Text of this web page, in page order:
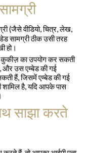
(जैसे वीडियो, चित्र, लेख,
सामग्री ठीक उसी तरह
हो।
का उपयोग कर सकती
और उस एम्बेड की गई
हैं, जिसमें एम्बेड की गई
है, यदि आपके पास
साझा करते